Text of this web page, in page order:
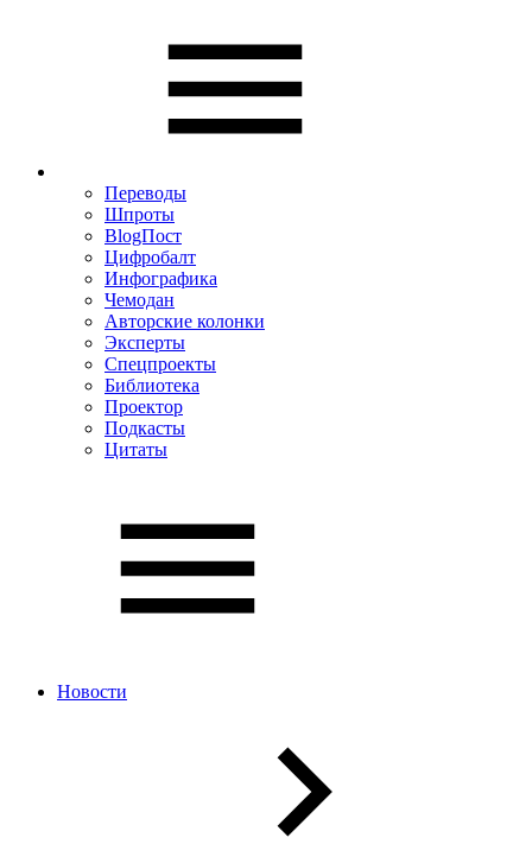
Переводы
Шпроты
BlogПост
Цифробалт
Инфографика
Чемодан
Авторские колонки
Эксперты
Спецпроекты
Библиотека
Проектор
Подкасты
Цитаты
Новости